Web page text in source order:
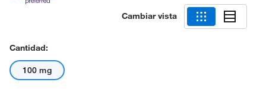
Cambiar vista
Cantidad:
100 mg